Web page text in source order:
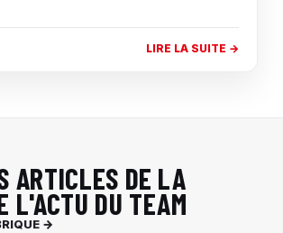
LIRE LA SUITE →
ARTICLES DE LA
L'ACTU DU TEAM
→